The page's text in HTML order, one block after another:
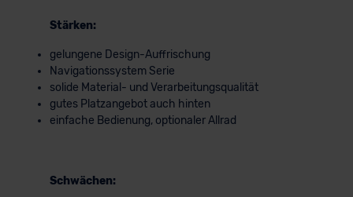
Stärken:
gelungene Design-Auffrischung
Navigationssystem Serie
solide Material- und Verarbeitungsqualität
gutes Platzangebot auch hinten
einfache Bedienung, optionaler Allrad
Schwächen: